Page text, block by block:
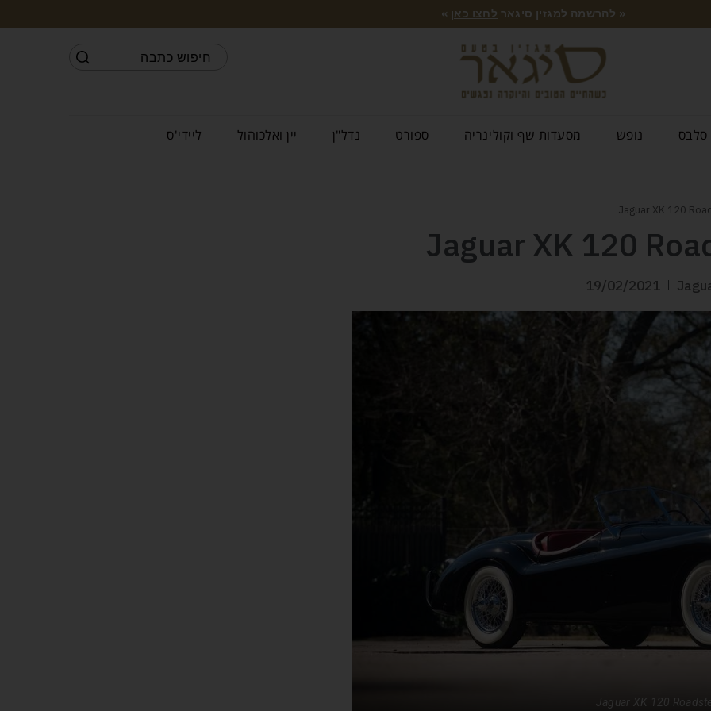
« להרשמה למגזין סיגאר לחצו כאן »
סלבס נופש מסעדות שף וקולינריה ספורט נדל"ן יין ואלכוהול ליידי'ס
19/02/2021
Jaguar XK 120